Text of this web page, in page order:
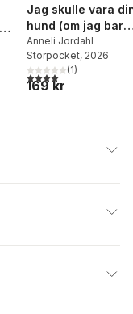
antal röster:
Jag skulle vara
hund (om jag bara
finge vara i din
närhet) : en roman
om Ellen Key
Anneli Jordahl
Storpocket, 2026
4,0utav 5 stjärnor.
(1)
169 kr